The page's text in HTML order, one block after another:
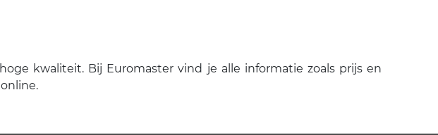
kwaliteit. Bij Euromaster vind je alle informatie zoals prijs en